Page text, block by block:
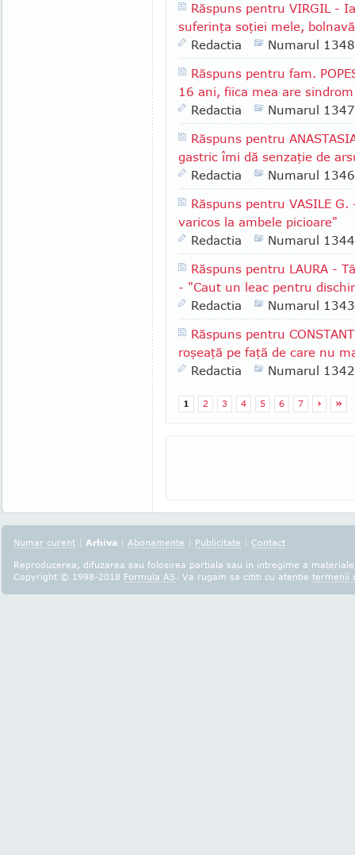
Răspuns pentru VIRGIL -
suferinţa soţiei mele,
Redactia
Numarul 1348
Răspuns pentru fam.
16 ani, fiica mea are
Redactia
Numarul 1347
Răspuns pentru
gastric îmi dă senzaţie de
Redactia
Numarul 1346
Răspuns pentru VASILE
varicos la ambele picioare"
Redactia
Numarul 1344
Răspuns pentru LAURA -
- "Caut un leac pentru
Redactia
Numarul 1343
Răspuns pentru
roşeaţă pe faţă de care nu
Redactia
Numarul 1342
1 2 3 4 5 6 7 › »
Numar curent | Arhiva | Abonamente | Publicitate | Contact
Reproducerea, difuzarea sau folosirea partiala sau in intregime a
Copyright © 1998-2018 Formula AS. Va rugam sa cititi cu atentie termenii